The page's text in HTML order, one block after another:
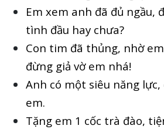
Em xem anh đã đủ ngầu,
tình đầu hay chưa?
Con tim đã thủng, nhờ
đừng giả vờ em nhá!
Anh có một siêu năng
em.
Tặng em 1 cốc trà đào,